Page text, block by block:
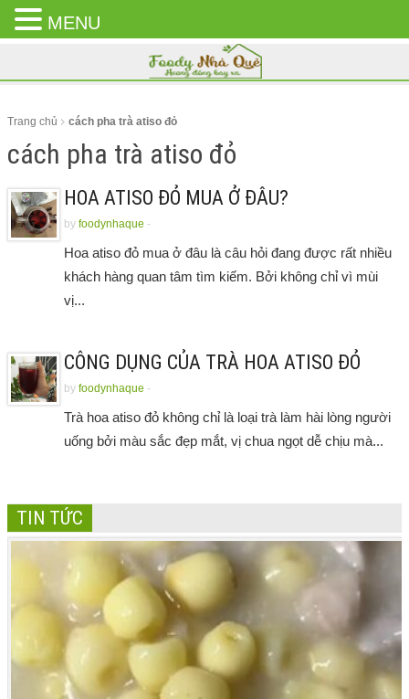
CLOSE
MENU
Trang chủ cách pha trà atiso đỏ
cách pha trà atiso đỏ
HOA ATISO ĐỎ MUA Ở ĐÂU?
by foodynhaque -
Hoa atiso đỏ mua ở đâu là câu hỏi đang được rất nhiều
khách hàng quan tâm tìm kiếm. Bởi không chỉ vì mùi
vị...
CÔNG DỤNG CỦA TRÀ HOA ATISO ĐỎ
by foodynhaque -
Trà hoa atiso đỏ không chỉ là loại trà làm hài lòng người
uống bởi màu sắc đẹp mắt, vị chua ngọt dễ chịu mà...
TIN TỨC
MENU